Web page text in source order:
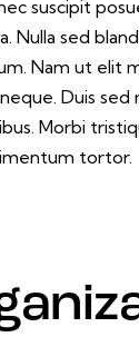
suscipit
sed
Nam ut elit
Duis
Morbi
tortor.